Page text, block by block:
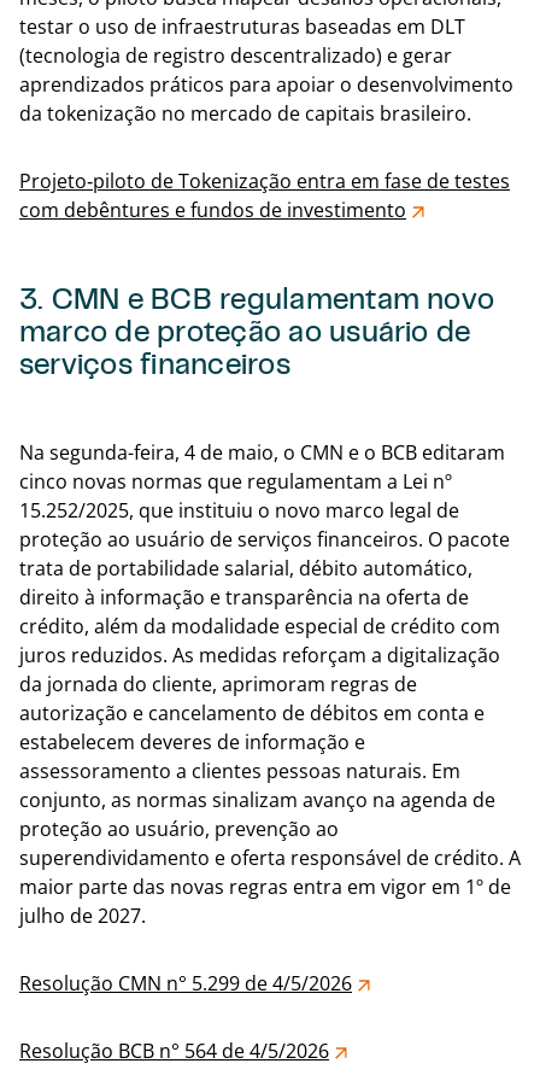
testar o uso de infraestruturas baseadas em DLT
(tecnologia de registro descentralizado) e gerar
aprendizados práticos para apoiar o desenvolvimento
da tokenização no mercado de capitais brasileiro.
Projeto‑piloto de Tokenização entra em fase de testes
com debêntures e fundos de investimento
3. CMN e BCB regulamentam novo
marco de proteção ao usuário de
serviços financeiros
Na segunda-feira, 4 de maio, o CMN e o BCB editaram
cinco novas normas que regulamentam a Lei nº
15.252/2025, que instituiu o novo marco legal de
proteção ao usuário de serviços financeiros. O pacote
trata de portabilidade salarial, débito automático,
direito à informação e transparência na oferta de
crédito, além da modalidade especial de crédito com
juros reduzidos. As medidas reforçam a digitalização
da jornada do cliente, aprimoram regras de
autorização e cancelamento de débitos em conta e
estabelecem deveres de informação e
assessoramento a clientes pessoas naturais. Em
conjunto, as normas sinalizam avanço na agenda de
proteção ao usuário, prevenção ao
superendividamento e oferta responsável de crédito. A
maior parte das novas regras entra em vigor em 1º de
julho de 2027.
Resolução CMN n° 5.299 de 4/5/2026
Resolução BCB n° 564 de 4/5/2026